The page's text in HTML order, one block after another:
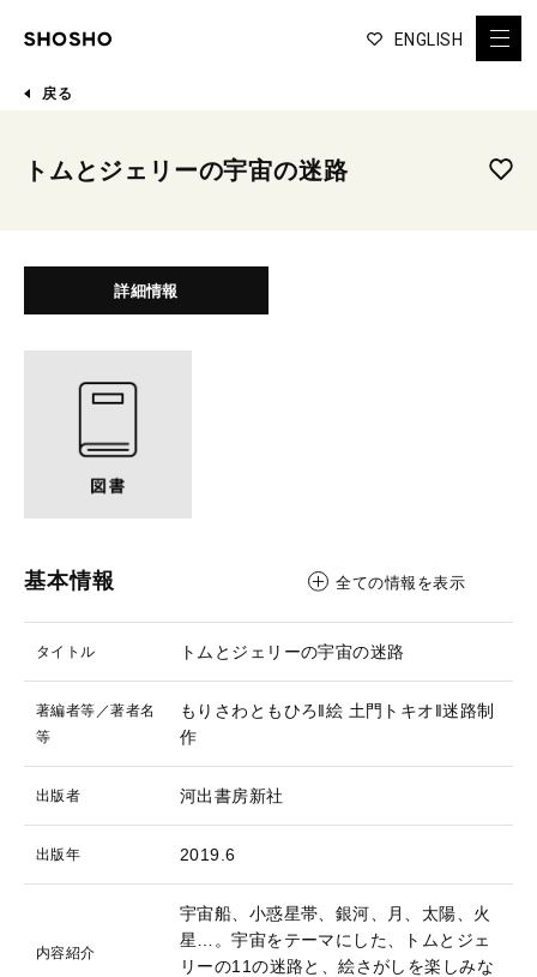
ENGLISH
戻る
トムとジェリーの宇宙の迷路
詳細情報
基本情報 全ての情報を表示
タイトル トムとジェリーの宇宙の迷路
著編者等／著者名
等
もりさわともひろ‖絵 土門トキオ‖迷路制
作
出版者 河出書房新社
出版年 2019.6
内容紹介
宇宙船、小惑星帯、銀河、月、太陽、火
星…。宇宙をテーマにした、トムとジェ
リーの11の迷路と、絵さがしを楽しみな